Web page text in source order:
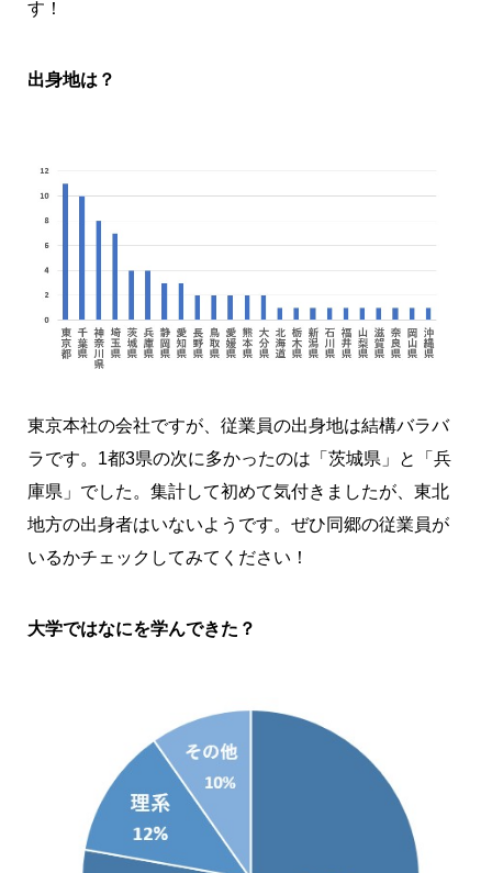
す！
出身地は？
東京本社の会社ですが、従業員の出身地は結構バラバ
ラです。1都3県の次に多かったのは「茨城県」と「兵
庫県」でした。集計して初めて気付きましたが、東北
地方の出身者はいないようです。ぜひ同郷の従業員が
いるかチェックしてみてください！
大学ではなにを学んできた？